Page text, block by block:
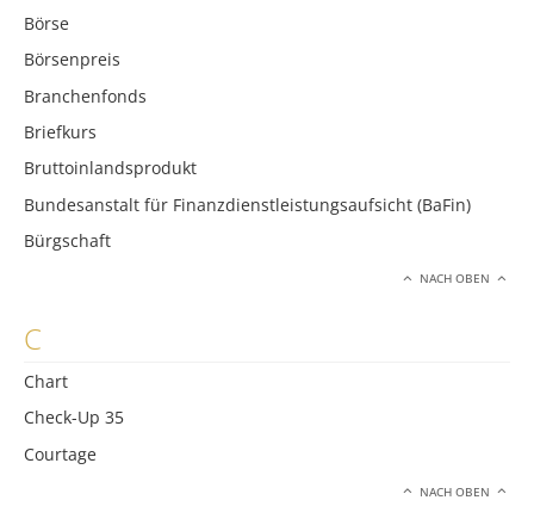
Börse
Börsenpreis
Branchenfonds
Briefkurs
Bruttoinlandsprodukt
Bundesanstalt für Finanzdienstleistungsaufsicht (BaFin)
Bürgschaft
NACH OBEN
C
Chart
Check-Up 35
Courtage
NACH OBEN